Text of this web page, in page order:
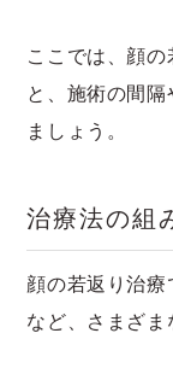
ここでは、顔
と、施術の間
ましょう。
治療法の組
顔の若返り治
など、さまざま